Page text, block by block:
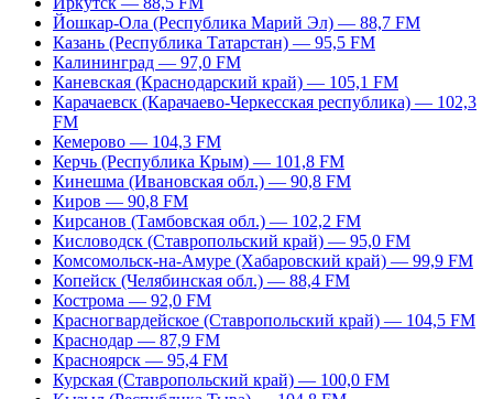
Йошкар-Ола (Республика Марий Эл) — 88,7 FM
Казань (Республика Татарстан) — 95,5 FM
Калининград — 97,0 FM
Каневская (Краснодарский край) — 105,1 FM
Карачаевск (Карачаево-Черкесская республика) — 102,3
FM
Кемерово — 104,3 FM
Керчь (Республика Крым) — 101,8 FM
Кинешма (Ивановская обл.) — 90,8 FM
Киров — 90,8 FM
Кирсанов (Тамбовская обл.) — 102,2 FM
Кисловодск (Ставропольский край) — 95,0 FM
Комсомольск-на-Амуре (Хабаровский край) — 99,9 FM
Копейск (Челябинская обл.) — 88,4 FM
Кострома — 92,0 FM
Красногвардейское (Ставропольский край) — 104,5 FM
Краснодар — 87,9 FM
Красноярск — 95,4 FM
Курская (Ставропольский край) — 100,0 FM